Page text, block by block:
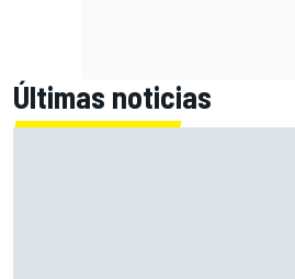
Últimas noticias